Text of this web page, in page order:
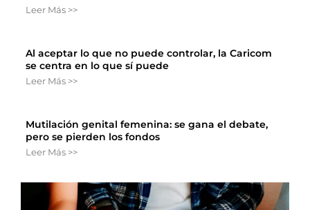
Leer Más >>
Al aceptar lo que no puede controlar, la Caricom
se centra en lo que sí puede
Leer Más >>
Mutilación genital femenina: se gana el debate,
pero se pierden los fondos
Leer Más >>